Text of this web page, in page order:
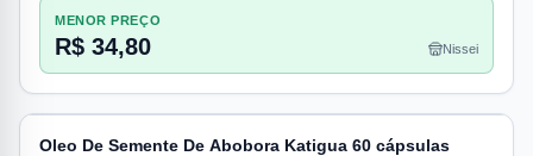
MENOR PREÇO
R$ 34,80 Nissei
Oleo De Semente De Abobora Katigua 60 cápsulas